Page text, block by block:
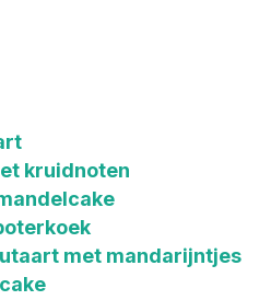
kruidnoten
met mandarijntjes